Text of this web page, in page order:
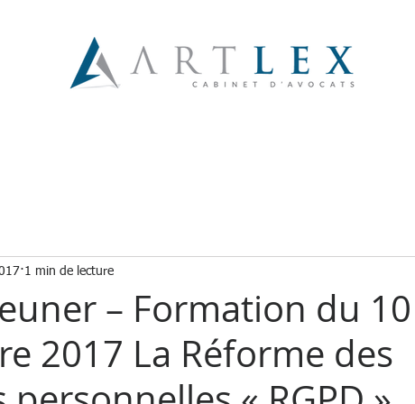
– Formation du 10
2017 La Réforme des
1 min de lecture